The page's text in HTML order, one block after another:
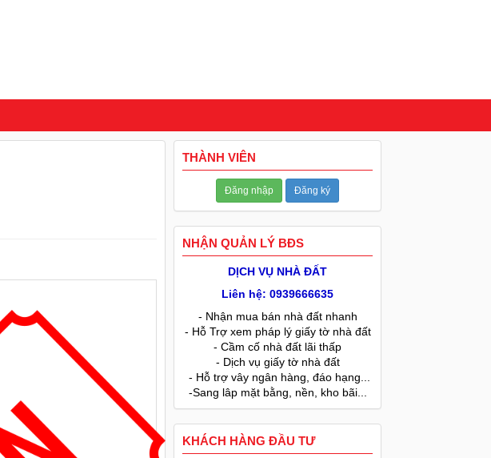
THÀNH VIÊN
Đăng nhập Đăng ký
NHẬN QUẢN LÝ BĐS
DỊCH VỤ NHÀ ĐẤT
Liên hệ: 0939666635
- Nhận mua bán nhà đất nhanh
- Hỗ Trợ xem pháp lý giấy tờ nhà đất
- Cầm cố nhà đất lãi thấp
- Dịch vụ giấy tờ nhà đất
- Hỗ trợ vây ngân hàng, đáo hạng...
-Sang lâp mặt bằng, nền, kho bãi...
KHÁCH HÀNG ĐẦU TƯ